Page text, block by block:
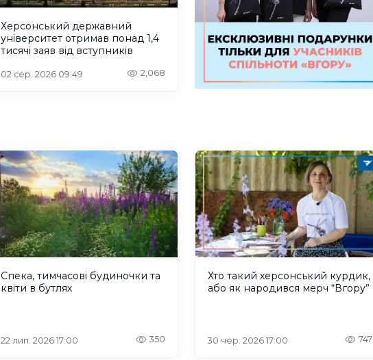
Херсонський державний
університет отримав понад 1,4
тисячі заяв від вступників
02 сер. 2026 09:49 2,068
Спека, тимчасові будиночки та
квіти в бутлях
22 лип. 2026 17:00 350
Хто такий херсонський курдик,
або як народився мерч “Вгору”
30 чер. 2026 17:00 747